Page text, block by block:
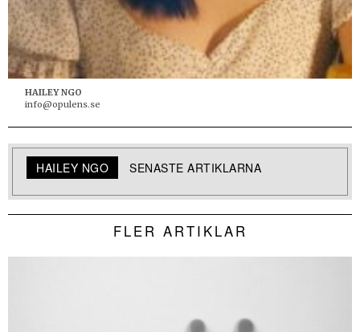
HAILEY NGO
info@opulens.se
HAILEY NGO SENASTE ARTIKLARNA
FLER ARTIKLAR